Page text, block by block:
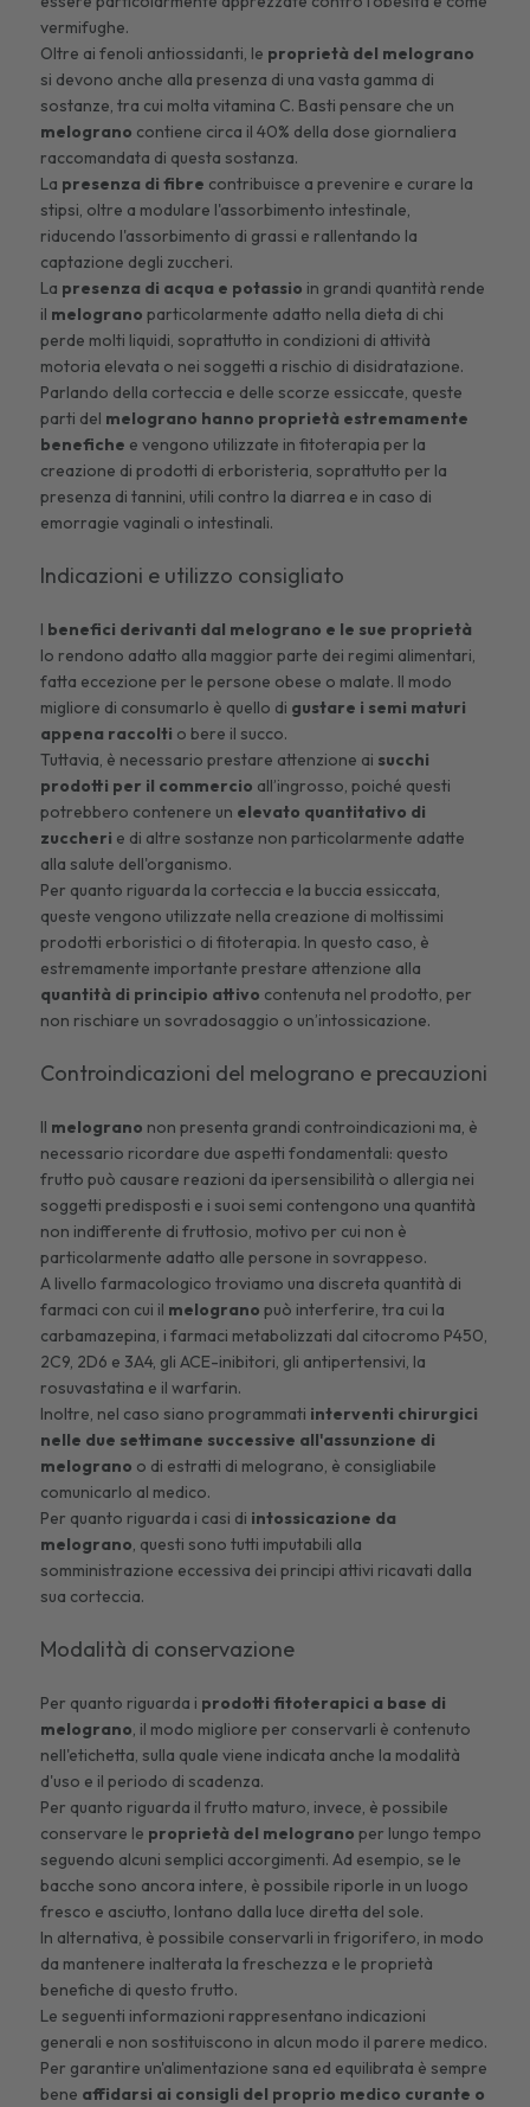
vermifughe.
Oltre ai fenoli antiossidanti, le proprietà del melograno
si devono anche alla presenza di una vasta gamma di
sostanze, tra cui molta vitamina C. Basti pensare che un
melograno contiene circa il 40% della dose giornaliera
raccomandata di questa sostanza.
La presenza di fibre contribuisce a prevenire e curare la
stipsi, oltre a modulare l'assorbimento intestinale,
riducendo l'assorbimento di grassi e rallentando la
captazione degli zuccheri.
La presenza di acqua e potassio in grandi quantità rende
il melograno particolarmente adatto nella dieta di chi
perde molti liquidi, soprattutto in condizioni di attività
motoria elevata o nei soggetti a rischio di disidratazione.
Parlando della corteccia e delle scorze essiccate, queste
parti del melograno hanno proprietà estremamente
benefiche e vengono utilizzate in fitoterapia per la
creazione di prodotti di erboristeria, soprattutto per la
presenza di tannini, utili contro la diarrea e in caso di
emorragie vaginali o intestinali.
Indicazioni e utilizzo consigliato
I benefici derivanti dal melograno e le sue proprietà
lo rendono adatto alla maggior parte dei regimi alimentari,
fatta eccezione per le persone obese o malate. Il modo
migliore di consumarlo è quello di gustare i semi maturi
appena raccolti o bere il succo.
Tuttavia, è necessario prestare attenzione ai succhi
prodotti per il commercio all’ingrosso, poiché questi
potrebbero contenere un elevato quantitativo di
zuccheri e di altre sostanze non particolarmente adatte
alla salute dell'organismo.
Per quanto riguarda la corteccia e la buccia essiccata,
queste vengono utilizzate nella creazione di moltissimi
prodotti erboristici o di fitoterapia. In questo caso, è
estremamente importante prestare attenzione alla
quantità di principio attivo contenuta nel prodotto, per
non rischiare un sovradosaggio o un’intossicazione.
Controindicazioni del melograno e precauzioni
Il melograno non presenta grandi controindicazioni ma, è
necessario ricordare due aspetti fondamentali: questo
frutto può causare reazioni da ipersensibilità o allergia nei
soggetti predisposti e i suoi semi contengono una quantità
non indifferente di fruttosio, motivo per cui non è
particolarmente adatto alle persone in sovrappeso.
A livello farmacologico troviamo una discreta quantità di
farmaci con cui il melograno può interferire, tra cui la
carbamazepina, i farmaci metabolizzati dal citocromo P450,
2C9, 2D6 e 3A4, gli ACE-inibitori, gli antipertensivi, la
rosuvastatina e il warfarin.
Inoltre, nel caso siano programmati interventi chirurgici
nelle due settimane successive all'assunzione di
melograno o di estratti di melograno, è consigliabile
comunicarlo al medico.
Per quanto riguarda i casi di intossicazione da
melograno, questi sono tutti imputabili alla
somministrazione eccessiva dei principi attivi ricavati dalla
sua corteccia.
Modalità di conservazione
Per quanto riguarda i prodotti fitoterapici a base di
melograno, il modo migliore per conservarli è contenuto
nell'etichetta, sulla quale viene indicata anche la modalità
d'uso e il periodo di scadenza.
Per quanto riguarda il frutto maturo, invece, è possibile
conservare le proprietà del melograno per lungo tempo
seguendo alcuni semplici accorgimenti. Ad esempio, se le
bacche sono ancora intere, è possibile riporle in un luogo
fresco e asciutto, lontano dalla luce diretta del sole.
In alternativa, è possibile conservarli in frigorifero, in modo
da mantenere inalterata la freschezza e le proprietà
benefiche di questo frutto.
Le seguenti informazioni rappresentano indicazioni
generali e non sostituiscono in alcun modo il parere medico.
Per garantire un'alimentazione sana ed equilibrata è sempre
bene affidarsi ai consigli del proprio medico curante o